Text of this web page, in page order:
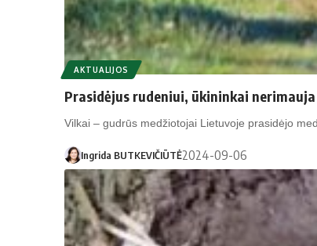
AKTUALIJOS
Prasidėjus rudeniui, ūkininkai
Vilkai – gudrūs medžiotojai Lietuvoje prasidėjo
Ingrida BUTKEVIČIŪTĖ2024-09-06